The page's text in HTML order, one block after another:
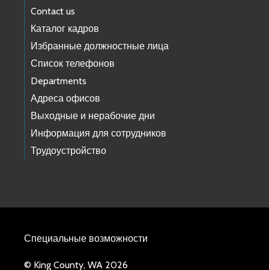
Contact us
Каталог кадров
Избранные должностные лица
Список телефонов
Departments
Адреса офисов
Выходные и нерабочие дни
Информация для сотрудников
Трудоустройство
Специальные возможности
© King County, WA 2026